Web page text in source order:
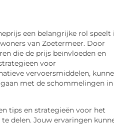
een belangrijke rol speelt
van Zoetermeer. Door
die de prijs beïnvloeden en
voor
vervoersmiddelen,
met de schommelingen in
tips en strategieën voor het
delen. Jouw ervaringen